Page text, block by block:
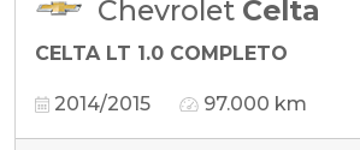
Chevrolet Celta
CELTA LT 1.0 COMPLETO
2014/2015 97.000 km